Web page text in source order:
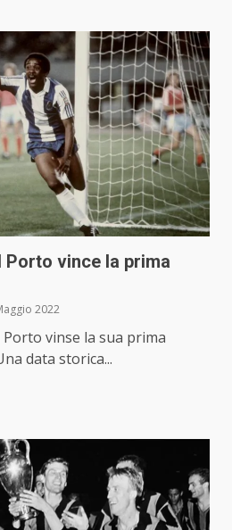
Porto vince la prima
2022
vinse la sua prima
data storica...